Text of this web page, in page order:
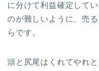
に分けて利益確定して
のが難しいように、売
らです。
頭と尻尾はくれてやれ